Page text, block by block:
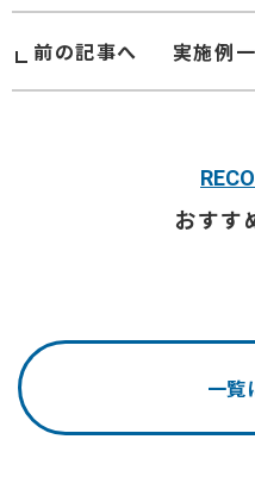
前の記事へ 実施例
おすす
一覧